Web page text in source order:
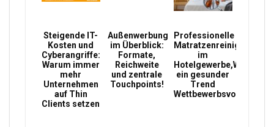
Steigende IT-
Kosten und
Cyberangriffe:
Warum immer
mehr
Unternehmen
auf Thin
Clients setzen
Außenwerbung
im Überblick:
Formate,
Reichweite
und zentrale
Touchpoints!
Professionelle
Matratzenreinigung,
im
Hotelgewerbe,Warum
ein gesunder
Trend
Wettbewerbsvorteile